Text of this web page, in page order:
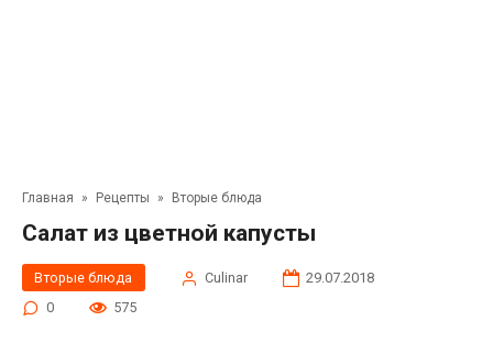
Главная » Рецепты » Вторые блюда
Салат из цветной капусты
Вторые блюда Сulinar
29.07.2018
0
575